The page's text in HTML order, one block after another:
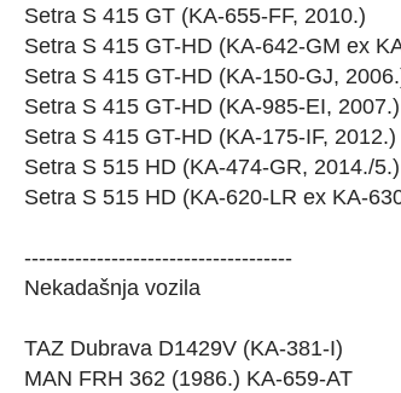
Setra S 415 GT (KA-655-FF, 2010.)
Setra S 415 GT-HD (KA-642-GM ex
Setra S 415 GT-HD (KA-150-GJ,
Setra S 415 GT-HD (KA-985-EI, 2007.)
Setra S 415 GT-HD (KA-175-IF, 2012.)
Setra S 515 HD (KA-474-GR, 2014./5.)
Setra S 515 HD (KA-620-LR ex KA-
-------------------------------------
Nekadašnja vozila
TAZ Dubrava D1429V (KA-381-I)
MAN FRH 362 (1986.) KA-659-AT